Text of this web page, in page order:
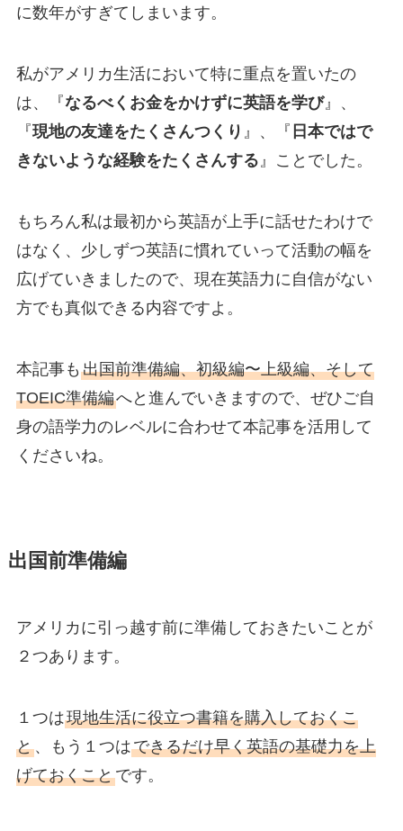
に数年がすぎてしまいます。
私がアメリカ生活において特に重点を置いたの
は、『なるべくお金をかけずに英語を学び』、
『現地の友達をたくさんつくり 』、『 日本ではで
きないような経験をたくさんする』ことでした。
もちろん私は最初から英語が上手に話せたわけで
はなく、少しずつ英語に慣れていって活動の幅を
広げていきましたので、現在英語力に自信がない
方でも真似できる内容ですよ。
本記事も 出国前準備編、初級編〜上級編、そして
TOEIC準備編へと進んでいきますので、ぜひご自
身の語学力のレベルに合わせて本記事を活用して
くださいね。
出国前準備編
アメリカに引っ越す前に準備しておきたいことが
２つあります。
１つは現地生活に役立つ書籍を購入しておくこ
と、もう１つはできるだけ早く英語の基礎力を上
げておくことです。